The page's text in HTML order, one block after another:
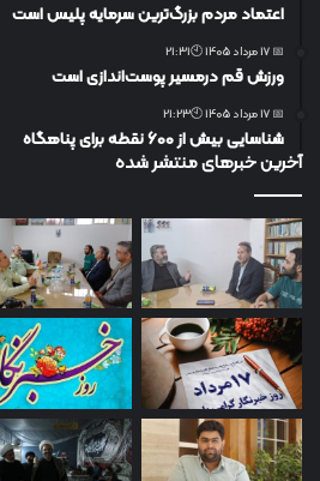
اعتماد مردم بزرگ‌ترین سرمایه پلیس است
📅 17 مرداد 1405 🕙21:31
ورزش قم درمسیر پوست‌اندازی است
📅 17 مرداد 1405 🕙21:23
شناسایی بیش از ۶۰۰ نقطه برای پناهگاه
آخرین خبرهای منتشر شده